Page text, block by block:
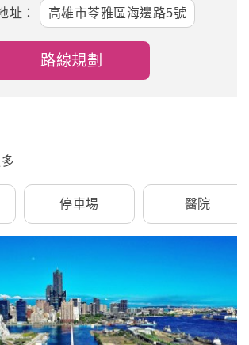
址： 高雄市苓雅區海邊路5號
路線規劃
停車場 醫院